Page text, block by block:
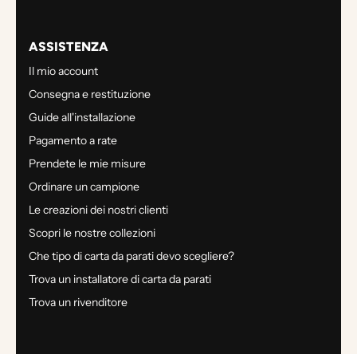
ASSISTENZA
Il mio account
Consegna e restituzione
Guide all'installazione
Pagamento a rate
Prendete le mie misure
Ordinare un campione
Le creazioni dei nostri clienti
Scopri le nostre collezioni
Che tipo di carta da parati devo scegliere?
Trova un installatore di carta da parati
Trova un rivenditore